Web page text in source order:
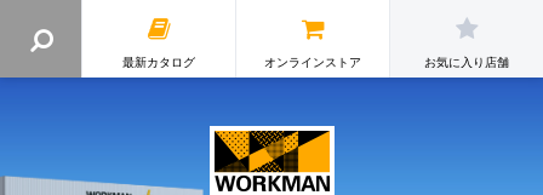
最新カタログ オンラインストア お気に入り店舗